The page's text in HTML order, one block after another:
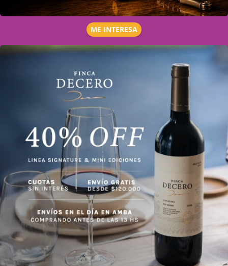
ME INTERESA